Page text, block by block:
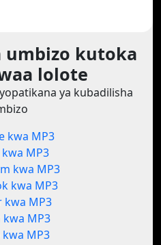
umbizo kutoka
lolote
ya kubadilisha
kwa MP3
MP3
kwa MP3
kwa MP3
kwa MP3
MP3
MP3